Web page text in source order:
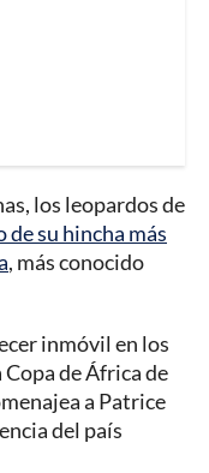
los leopardos de
su hincha más
, más conocido
inmóvil en los
de África de
a Patrice
del país